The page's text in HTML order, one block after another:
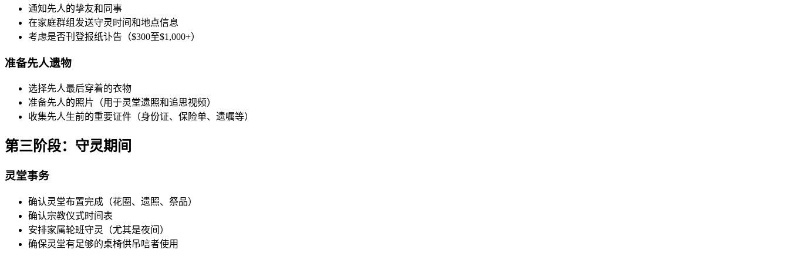
通知先人的挚友和同事
在家庭群组发送守灵时间和地点信息
考虑是否刊登报纸讣告（$300至$1,000+）
准备先人遗物
选择先人最后穿着的衣物
准备先人的照片（用于灵堂遗照和追思视频）
收集先人生前的重要证件（身份证、保险单、遗嘱等）
第三阶段：守灵期间
灵堂事务
确认灵堂布置完成（花圈、遗照、祭品）
确认宗教仪式时间表
安排家属轮班守灵（尤其是夜间）
确保灵堂有足够的桌椅供吊唁者使用